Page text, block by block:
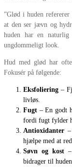
”Glød i huden
at den ser jævn og
huden har en
ungdommeligt look.
Hud med glød har
Fokusér på følgende:
Eksfoliering –
livløs.
Fugt – En godt
fordi fugt fylder
Antioxidanter
hjælpe med at
Søvn og kost
bidrager til